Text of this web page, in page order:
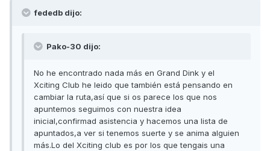
fededb dijo:
Pako-30 dijo:
No he encontrado nada más en Grand Dink y el
Xciting Club he leido que también está pensando en
cambiar la ruta,así que si os parece los que nos
apuntemos seguimos con nuestra idea
inicial,confirmad asistencia y hacemos una lista de
apuntados,a ver si tenemos suerte y se anima alguien
más.Lo del Xciting club es por los que tengais una